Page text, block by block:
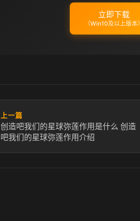
立即下载
（Win10及以上版本）
上一篇
创造吧我们的星球弥莲作用是什么 创造
吧我们的星球弥莲作用介绍